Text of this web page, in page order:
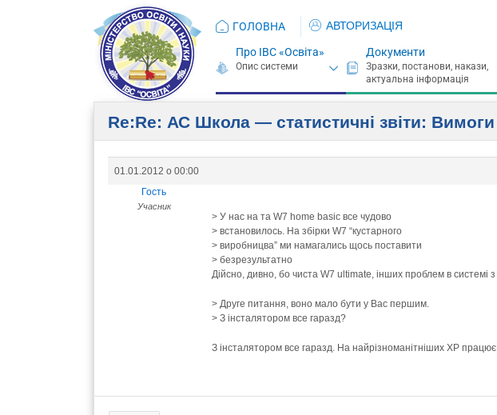
ГОЛОВНА АВТОРИЗАЦІЯ
Про ІВС «Освіта» Документи
Re:Re: АС Школа — статистичні звіти:
01.01.2012 о 00:00
Гость
Учасник
> У нас на та W7 home basic все чудово
> встановилось. На збірки W7 “кустарного
> виробницва” ми намагались щось поставити
> безрезультатно
Дійсно, дивно, бо чиста W7 ultimate, інших проблем в системі
> Друге питання, воно мало бути у Вас першим.
> З інсталятором все гаразд?
З інсталятором все гаразд. На найрізноманітніших XP